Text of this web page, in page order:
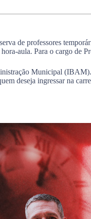
de professores
aula. Para o cargo de
Municipal
deseja ingressar na